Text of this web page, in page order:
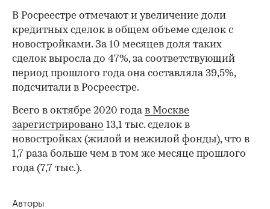
В Росреестре отмечают и увеличение доли
кредитных сделок в общем объеме сделок с
новостройками. За 10 месяцев доля таких
сделок выросла до 47%, за соответствующий
период прошлого года она составляла 39,5%,
подсчитали в Росреестре.
Всего в октябре 2020 годав Москве
зарегистрировано 13,1 тыс. сделок в
новостройках (жилой и нежилой фонды), что в
1,7 раза больше чем в том же месяце прошлого
года (7,7 тыс.).
Авторы